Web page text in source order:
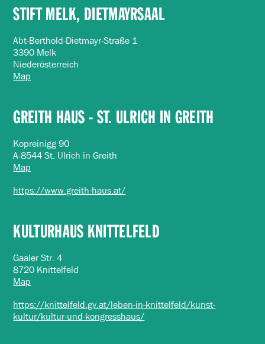
STIFT MELK, DIETMAYRSAAL
Abt-Berthold-Dietmayr-Straße 1
3390 Melk
Niederösterreich
Map
GREITH HAUS - ST. ULRICH IN GREITH
Kopreinigg 90
A-8544 St. Ulrich in Greith
Map
https://www.greith-haus.at/
KULTURHAUS KNITTELFELD
Gaaler Str. 4
8720 Knittelfeld
Map
https://knittelfeld.gv.at/leben-in-knittelfeld/kunst-
kultur/kultur-und-kongresshaus/